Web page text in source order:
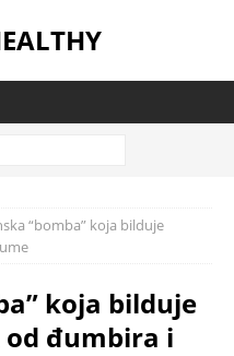
“bomba” koja bilduje
koja bilduje
đumbira i